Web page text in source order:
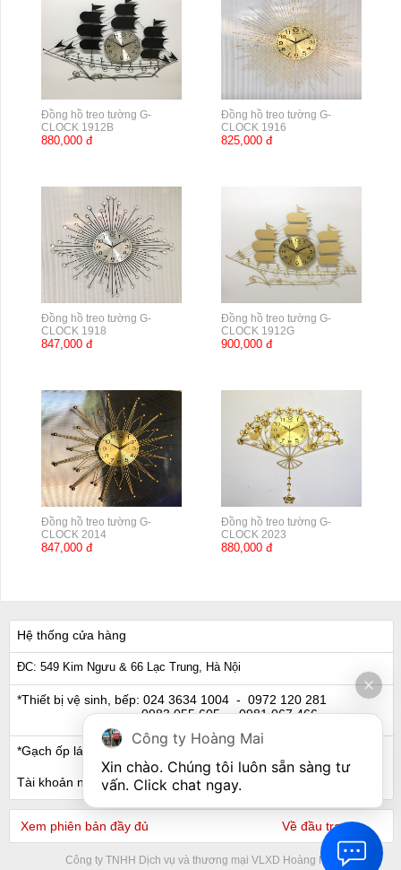
Đồng hồ treo tường G-
CLOCK 1912B
880,000 đ
Đồng hồ treo tường G-
CLOCK 1916
825,000 đ
Đồng hồ treo tường G-
CLOCK 1918
847,000 đ
Đồng hồ treo tường G-
CLOCK 1912G
900,000 đ
Đồng hồ treo tường G-
CLOCK 2014
847,000 đ
Đồng hồ treo tường G-
CLOCK 2023
880,000 đ
Hệ thống cửa hàng
ĐC: 549 Kim Ngưu & 66 Lạc Trung, Hà Nội
*Thiết bị vệ sinh, bếp: 024 3634 1004 - 0972 120 281
0983 055 605- 0981 067 466
*Gạch ốp lát, Ngói: 024 3632 0280 - 0911 441 066
Tài khoản ngân hàng
Xem phiên bản đầy đủ Về đầu trang
Công ty TNHH Dịch vụ và thương mại VLXD Hoàng Mai
Công ty Hoàng Mai
Xin chào. Chúng tôi luôn sẵn sàng tư
vấn. Click chat ngay.